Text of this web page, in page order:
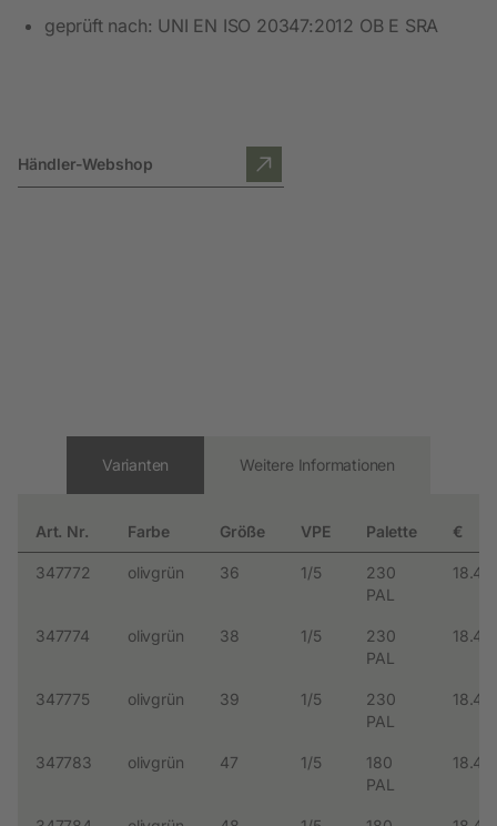
geprüft nach: UNI EN ISO 20347:2012 OB E SRA
Händler-Webshop
Varianten
Art. Nr. Farbe Größe VPE Palette €
347772 olivgrün 36 1/5
230
PAL
18.49
347774 olivgrün 38 1/5
230
PAL
18.49
347775 olivgrün 39 1/5
230
PAL
18.49
347783 olivgrün 47 1/5
180
PAL
18.49
Weitere Informationen